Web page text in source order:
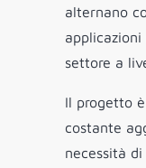
alternano
settore a
Il progetto
costante
necessità